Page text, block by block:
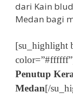
dari Kain
Medan bagi
[su_highlight
Penutup
Medan[/